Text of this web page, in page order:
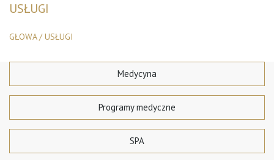
USŁUGI
GŁOWA /USŁUGI
Medycyna
Programy medyczne
SPA